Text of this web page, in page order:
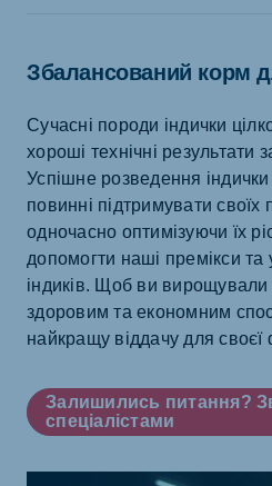
Збалансований корм
Сучасні породи індички
хороші технічні результати
Успішне розведення
повинні підтримувати своїх
одночасно оптимізуючи їх
допомогти наші премікси та
індиків. Щоб ви вирощували
здоровим та економним
найкращу віддачу для
Залишились питання?
спеціалістами